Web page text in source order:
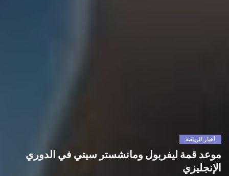
أخبار الرياضة
موعد قمة ليفربول ومانشستر سيتي في الدوري
الإنجليزي